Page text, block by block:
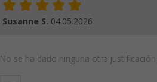
Susanne S. 04.05.2026
No se ha dado ninguna otra